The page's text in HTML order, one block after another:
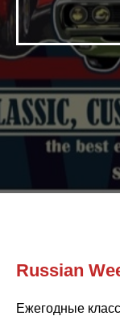
Russian
Ежегодные